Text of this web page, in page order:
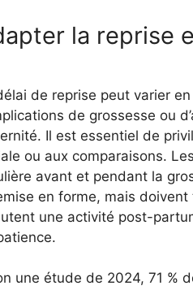
la reprise
de reprise peut varier
de grossesse ou
Il est essentiel de
ou aux comparaisons.
avant et pendant la
en forme, mais
une activité post-
une étude de 2024, 71 %